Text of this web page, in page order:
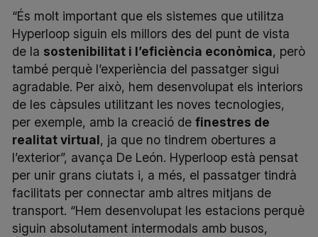
“És molt important que els sistemes que utilitza
Hyperloop siguin els millors des del punt de vista
de la sostenibilitat i l’eficiència econòmica, però
també perquè l’experiència del passatger sigui
agradable. Per això, hem desenvolupat els interiors
de les càpsules utilitzant les noves tecnologies,
per exemple, amb la creació definestres de
realitat virtual, ja que no tindrem obertures a
l’exterior”, avança De León. Hyperloop està pensat
per unir grans ciutats i, a més, el passatger tindrà
facilitats per connectar amb altres mitjans de
transport. “Hem desenvolupat les estacions perquè
siguin absolutament intermodals amb busos,